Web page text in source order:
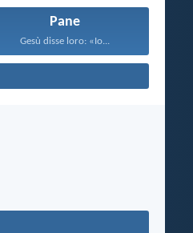
Pane
Gesù disse loro: «Io...